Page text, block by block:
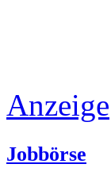
Anzeige
Jobbörse